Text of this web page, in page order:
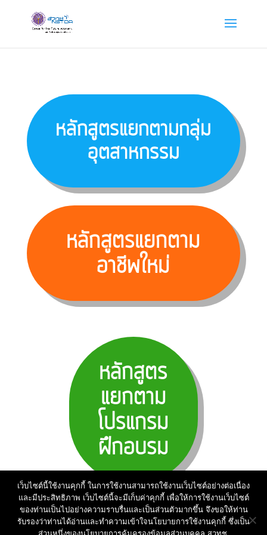
หลักสูตรแยกตามกลุ่ม
อุตสาหกรรม
หลักสูตรแยกตาม
อาชีพใหม่
หลักสูตร
แยกตาม
โปรแกรม
ฝึกอบรม
เว็บไซต์นี้ใช้งานคุกกี้ ในการใช้งานสามารถใช้งานเว็บไซต์อย่างต่อเนื่อง
และมีประสิทธิภาพ เว็บไซต์นี้จะมีเก็บค่าคุกกี้ เพื่อให้การใช้งานเว็บไซต์
ของท่านเป็นไปอย่างความราบรื่นและเป็นส่วนตัวมากขึ้น จึงขอให้ท่าน
รับรองว่าท่านได้อ่านและทำความเข้าใจนโยบายการใช้งานคุกกี้ ซึ่งเป็น